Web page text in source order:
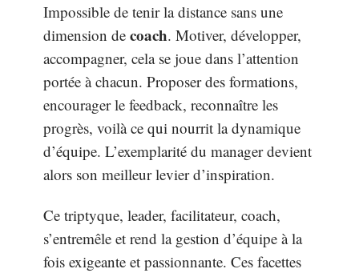
Impossible de tenir la distance sans une
dimension de coach. Motiver, développer,
accompagner, cela se joue dans l’attention
portée à chacun. Proposer des formations,
encourager le feedback, reconnaître les
progrès, voilà ce qui nourrit la dynamique
d’équipe. L’exemplarité du manager devient
alors son meilleur levier d’inspiration.
Ce triptyque, leader, facilitateur, coach,
s’entremêle et rend la gestion d’équipe à la
fois exigeante et passionnante. Ces facettes